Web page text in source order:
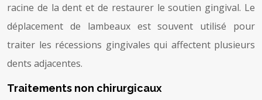
racine de la dent et de restaurer le soutien gingival. Le
déplacement de lambeaux est souvent utilisé pour
traiter les récessions gingivales qui affectent plusieurs
dents adjacentes.
Traitements non chirurgicaux